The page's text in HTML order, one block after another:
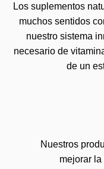
Los suplementos
muchos sentidos
nuestro sistema
necesario de
de un
Nuestros
mejorar